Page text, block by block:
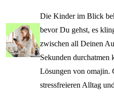
Die Kinder im Blick
bevor Du gehst, es
zwischen all Deinen
Sekunden durchatmen
Lösungen von omajin.
stressfreieren Alltag